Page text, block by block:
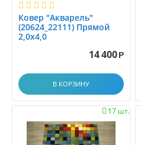
Ковер "Акварель"
(20624_22111) Прямой
2,0х4,0
14 400 Р
В КОРЗИНУ
17 шт.
